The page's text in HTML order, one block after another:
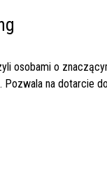
osobami o
na dotarcie